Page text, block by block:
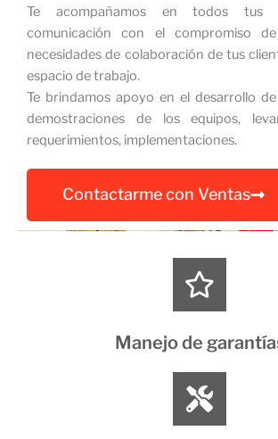
Te acompañamos en todos tus
comunicación con el compromiso
necesidades de colaboración de tus
espacio de trabajo.
Te brindamos apoyo en el desarrollo
demostraciones de los equipos,
requerimientos, implementaciones.
Contactarme con Ventas
Manejo de